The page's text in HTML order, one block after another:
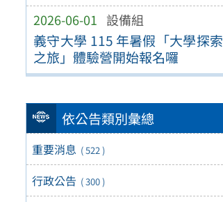
2026-06-01 設備組
義守大學 115 年暑假「大學探索
之旅」體驗營開始報名囉
依公告類別彙總
重要消息 ( 522 )
行政公告 ( 300 )